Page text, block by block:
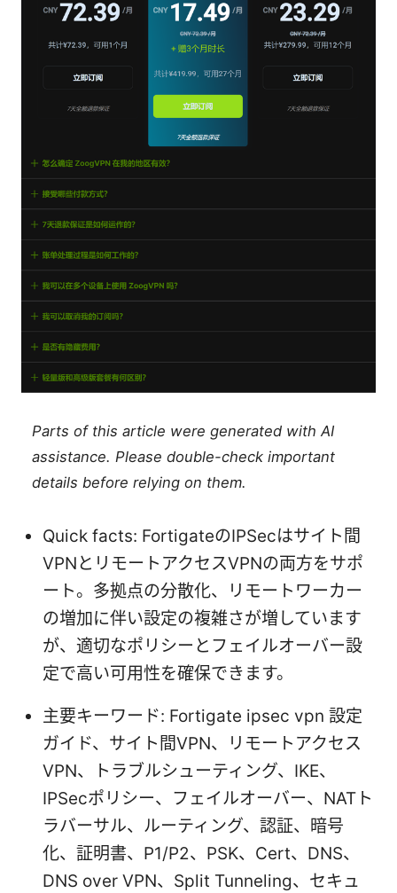
Parts of this article were generated with AI
assistance. Please double-check important
details before relying on them.
Quick facts: FortigateのIPSecはサイト間
VPNとリモートアクセスVPNの両方をサポ
ート。多拠点の分散化、リモートワーカー
の増加に伴い設定の複雑さが増しています
が、適切なポリシーとフェイルオーバー設
定で高い可用性を確保できます。
主要キーワード: Fortigate ipsec vpn 設定
ガイド、サイト間VPN、リモートアクセス
VPN、トラブルシューティング、IKE、
IPSecポリシー、フェイルオーバー、NATト
ラバーサル、ルーティング、認証、暗号
化、証明書、P1/P2、PSK、Cert、DNS、
DNS over VPN、Split Tunneling、セキュ